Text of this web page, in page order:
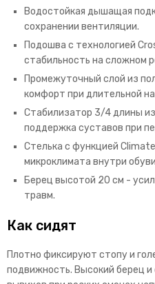
Водостойкая дышащая
сохранении вентиляции.
Подошва с технологией
стабильность на сложном
Промежуточный слой из
комфорт при длительной
Стабилизатор 3/4 длины
поддержка суставов при
Стелька с функцией
микроклимата внутри
Берец высотой 20 см -
травм.
Как сидят
Плотно фиксируют стопу и
подвижность. Высокий берец